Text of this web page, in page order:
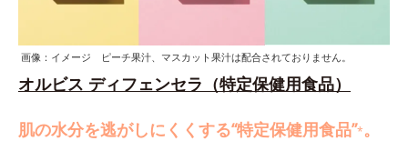
画像：イメージ ピーチ果汁、マスカット果汁は配合されておりません。
オルビス ディフェンセラ（特定保健用食品）
肌の水分を逃がしにくくする“特定保健用食品”*。